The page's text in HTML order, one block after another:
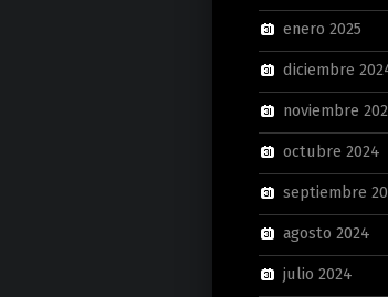
enero 2025
diciembre
noviembre
octubre 2024
septiembre
agosto 2024
julio 2024